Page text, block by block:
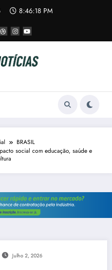
8:46:18 PM
BRASIL
social com educação, saúde e
Julho 2, 2026